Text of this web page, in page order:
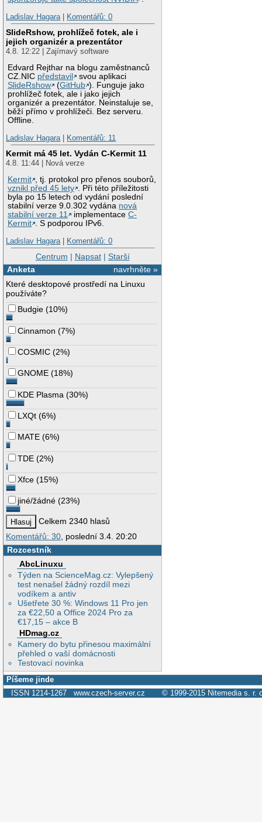
Ladislav Hagara| Komentářů: 0
SlideRshow, prohlížeč fotek, ale i
jejich organizér a prezentátor
4.8. 12:22 | Zajímavý software
Edvard Rejthar na blogu zaměstnanců
CZ.NIC představil
svou aplikaci
SlideRshow
(GitHub ). Funguje jako
prohlížeč fotek, ale i jako jejich
organizér a prezentátor. Neinstaluje se,
běží přímo v prohlížeči. Bez serveru.
Offline.
Ladislav Hagara| Komentářů: 11
Kermit má 45 let. Vydán C-Kermit 11
4.8. 11:44 | Nová verze
Kermit , tj. protokol pro přenos souborů,
vznikl před 45 lety . Při této příležitosti
byla po 15 letech od vydání poslední
stabilní verze 9.0.302 vydána nová
stabilní verze 11
implementaceC-
Kermit . S podporou IPv6.
Ladislav Hagara| Komentářů: 0
Centrum | Napsat| Starší
navrhněte »
Anketa
Které desktopové prostředí na Linuxu
používáte?
Budgie (10%)
Cinnamon (7%)
COSMIC (2%)
GNOME (18%)
KDE Plasma (30%)
LXQt (6%)
MATE (6%)
TDE (2%)
Xfce (15%)
jiné/žádné (23%)
Celkem 2340 hlasů
Komentářů: 30 , poslední 3.4. 20:20
Rozcestník
AbcLinuxu
Týden na ScienceMag.cz: Vylepšený
test nenašel žádný rozdíl mezi
vodíkem a antiv
Ušetřete 30 %: Windows 11 Pro jen
za €22,50 a Office 2024 Pro za
€17,15 – akce B
HDmag.cz
Kamery do bytu přinesou maximální
přehled o vaší domácnosti
Testovací novinka
Píšeme jinde
ISSN 1214-1267 www.czech-server.cz © 1999-2015 Nitemedia s. r.